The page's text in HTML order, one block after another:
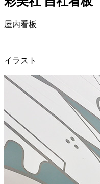
屋内看板
イラスト